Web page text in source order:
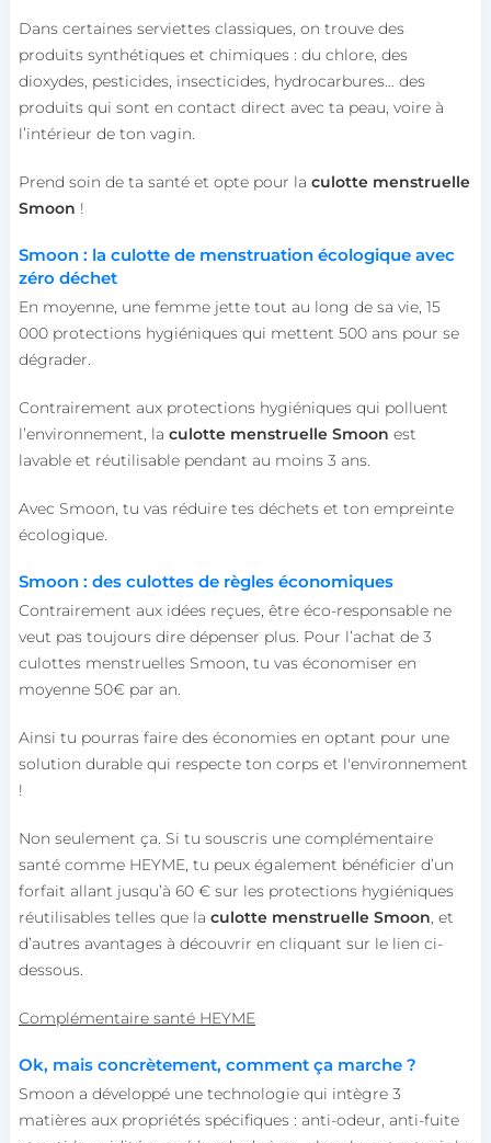
Dans certaines serviettes classiques, on trouve des
produits synthétiques et chimiques : du chlore, des
dioxydes, pesticides, insecticides, hydrocarbures… des
produits qui sont en contact direct avec ta peau, voire à
l’intérieur de ton vagin.
Prend soin de ta santé et opte pour la culotte menstruelle
Smoon !
Smoon : la culotte de menstruation écologique avec
zéro déchet
En moyenne, une femme jette tout au long de sa vie, 15
000 protections hygiéniques qui mettent 500 ans pour se
dégrader.
Contrairement aux protections hygiéniques qui polluent
l’environnement, la culotte menstruelle Smoon est
lavable et réutilisable pendant au moins 3 ans.
Avec Smoon, tu vas réduire tes déchets et ton empreinte
écologique.
Smoon : des culottes de règles économiques
Contrairement aux idées reçues, être éco-responsable ne
veut pas toujours dire dépenser plus. Pour l’achat de 3
culottes menstruelles Smoon, tu vas économiser en
moyenne 50€ par an.
Ainsi tu pourras faire des économies en optant pour une
solution durable qui respecte ton corps et l'environnement
!
Non seulement ça. Si tu souscris une complémentaire
santé comme HEYME, tu peux également bénéficier d’un
forfait allant jusqu’à 60 € sur les protections hygiéniques
réutilisables telles que la culotte menstruelle Smoon , et
d’autres avantages à découvrir en cliquant sur le lien ci-
dessous.
Complémentaire santé HEYME
Ok, mais concrètement, comment ça marche ?
Smoon a développé une technologie qui intègre 3
matières aux propriétés spécifiques : anti-odeur, anti-fuite